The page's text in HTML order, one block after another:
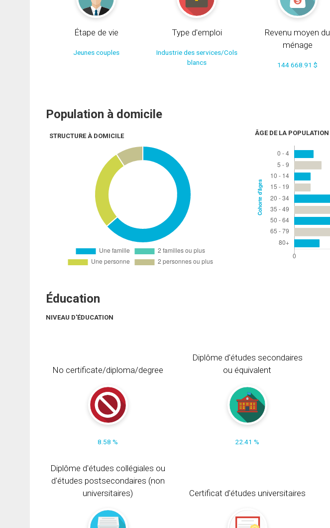
Étape de vie
Jeunes couples
Type d'emploi
Industrie des services/Cols
blancs
Revenu moyen du
ménage
144 668.91 $
Population à domicile
STRUCTURE À DOMICILE ÂGE DE LA POPULATION
Éducation
NIVEAU D'ÉDUCATION
No certificate/diploma/degree
8.58 %
Diplôme d'études secondaires
ou équivalent
22.41 %
Diplôme d'études collégiales ou
d'études postsecondaires (non
universitaires)
Certificat d'études universitaires